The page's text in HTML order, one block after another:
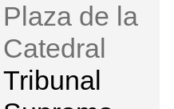
Plaza de la
Catedral
Tribunal